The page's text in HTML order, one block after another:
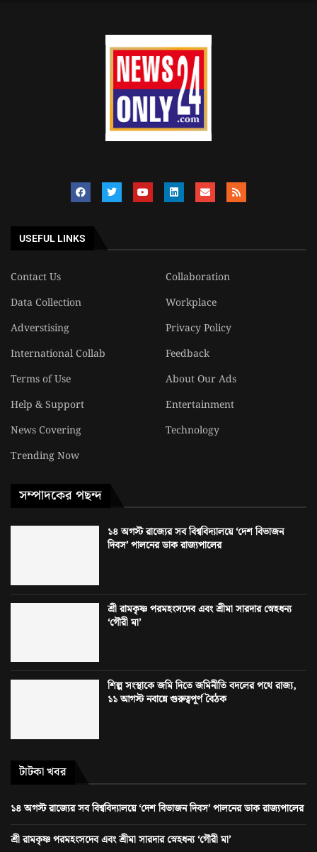
USEFUL LINKS
Contact Us
Collaboration
Data Collection
Workplace
Adverstising
Privacy Policy
International Collab
Feedback
Terms of Use
About Our Ads
Help & Support
Entertainment
News Covering
Technology
Trending Now
সম্পাদকের পছন্দ
১৪ অগস্ট রাজ্যের সব বিশ্ববিদ্যালয়ে ‘দেশ বিভাজন
দিবস’ পালনের ডাক রাজ্যপালের
শ্রী রামকৃষ্ণ পরমহংসদেব এবং শ্রীমা সারদার স্নেহধন্য
‘গৌরী মা’
শিল্প সংস্থাকে জমি দিতে জমিনীতি বদলের পথে রাজ্য,
১১ আগস্ট নবান্নে গুরুত্বপূর্ণ বৈঠক
টাটকা খবর
১৪ অগস্ট রাজ্যের সব বিশ্ববিদ্যালয়ে ‘দেশ বিভাজন দিবস’ পালনের ডাক রাজ্যপালের
শ্রী রামকৃষ্ণ পরমহংসদেব এবং শ্রীমা সারদার স্নেহধন্য ‘গৌরী মা’